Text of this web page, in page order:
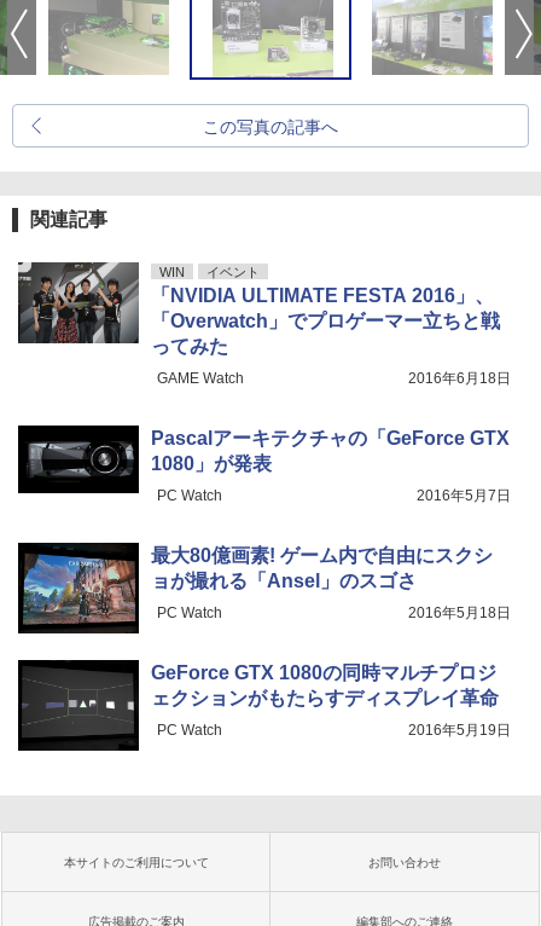
この写真の記事へ
関連記事
WIN イベント
「NVIDIA ULTIMATE FESTA 2016」、
「Overwatch」でプロゲーマー立ちと戦
ってみた
GAME Watch 2016年6月18日
Pascalアーキテクチャの「GeForce GTX
1080」が発表
PC Watch 2016年5月7日
最大80億画素! ゲーム内で自由にスクシ
ョが撮れる「Ansel」のスゴさ
PC Watch 2016年5月18日
GeForce GTX 1080の同時マルチプロジ
ェクションがもたらすディスプレイ革命
PC Watch 2016年5月19日
本サイトのご利用について お問い合わせ
広告掲載のご案内 編集部へのご連絡